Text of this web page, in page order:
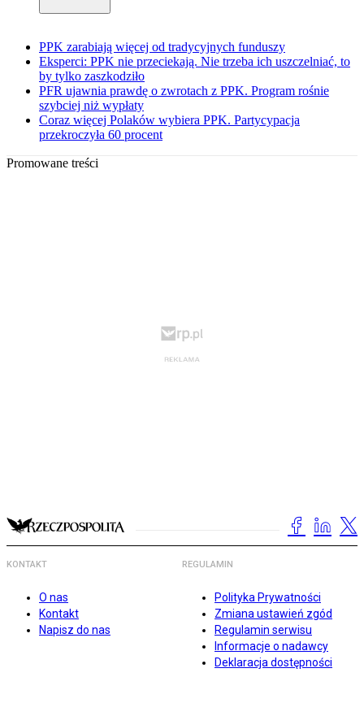
PPK zarabiają więcej od tradycyjnych funduszy
Eksperci: PPK nie przeciekają. Nie trzeba ich uszczelniać, to
by tylko zaszkodziło
PFR ujawnia prawdę o zwrotach z PPK. Program rośnie
szybciej niż wypłaty
Coraz więcej Polaków wybiera PPK. Partycypacja
przekroczyła 60 procent
Promowane treści
KONTAKT
O nas
Kontakt
Napisz do nas
REGULAMIN
Polityka Prywatności
Zmiana ustawień zgód
Regulamin serwisu
Informacje o nadawcy
Deklaracja dostępności